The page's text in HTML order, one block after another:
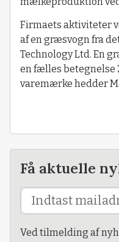
Firmaets aktiviteter
af en græsvogn fra
Technology Ltd. En
en fælles betegnelse
varemærke hedder
Få aktuelle
Ved tilmelding af